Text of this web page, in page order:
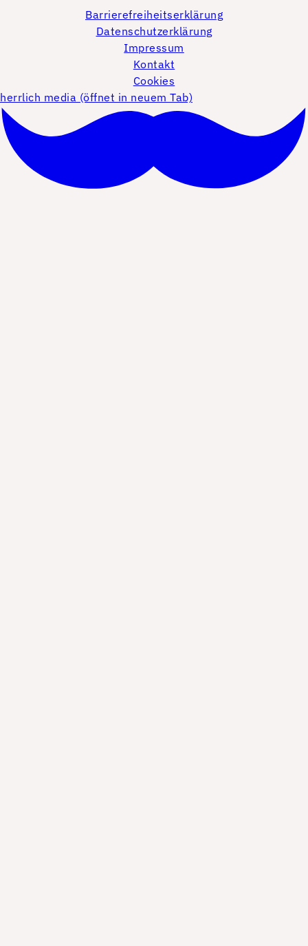
Barrierefreiheitserklärung
Datenschutzerklärung
Impressum
Kontakt
Cookies
herrlich media (öffnet in neuem Tab)